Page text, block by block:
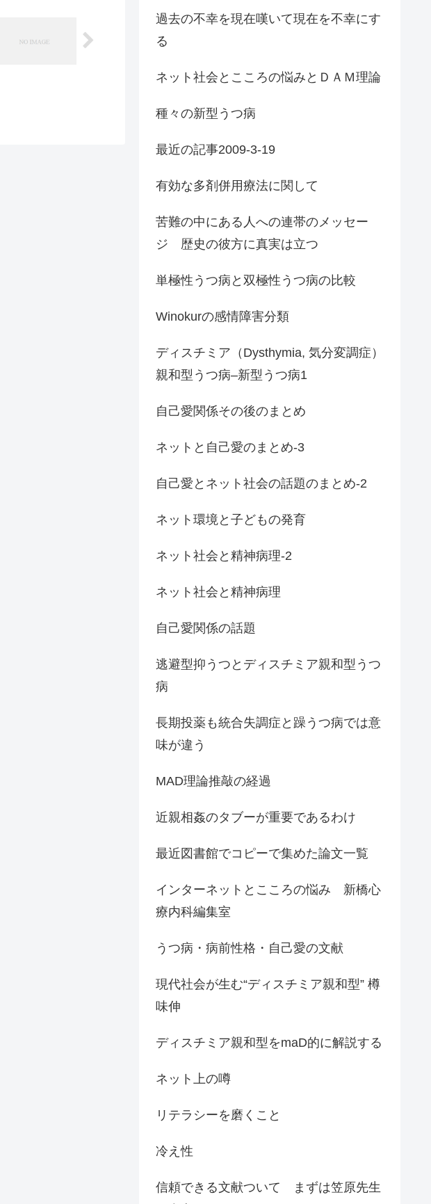
過去の不幸を現在嘆いて現在を不幸にす
る
ネット社会とこころの悩みとＤＡＭ理論
種々の新型うつ病
最近の記事2009-3-19
有効な多剤併用療法に関して
苦難の中にある人への連帯のメッセー
ジ 歴史の彼方に真実は立つ
単極性うつ病と双極性うつ病の比較
Winokurの感情障害分類
ディスチミア（Dysthymia, 気分変調症）
親和型うつ病–新型うつ病1
自己愛関係その後のまとめ
ネットと自己愛のまとめ-3
自己愛とネット社会の話題のまとめ-2
ネット環境と子どもの発育
ネット社会と精神病理-2
ネット社会と精神病理
自己愛関係の話題
逃避型抑うつとディスチミア親和型うつ
病
長期投薬も統合失調症と躁うつ病では意
味が違う
MAD理論推敲の経過
近親相姦のタブーが重要であるわけ
最近図書館でコピーで集めた論文一覧
インターネットとこころの悩み 新橋心
療内科編集室
うつ病・病前性格・自己愛の文献
現代社会が生む“ディスチミア親和型” 樽
味伸
ディスチミア親和型をmaD的に解説する
ネット上の噂
リテラシーを磨くこと
冷え性
信頼できる文献ついて まずは笠原先生